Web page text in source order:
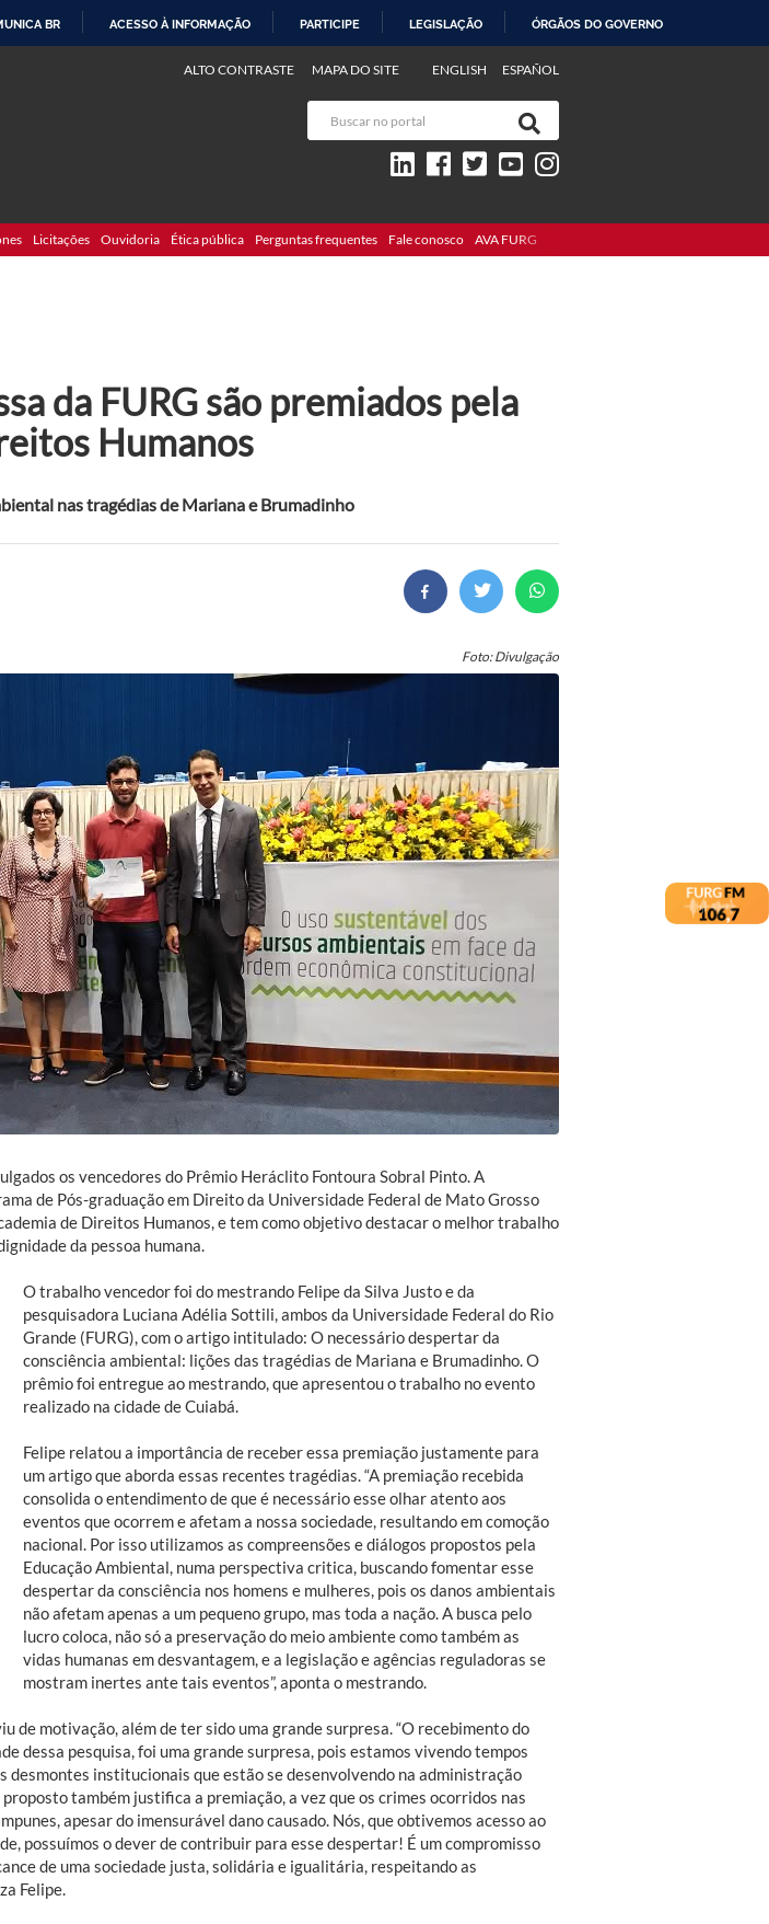
BR ACESSO À INFORMAÇÃO PARTICIPE LEGISLAÇÃO ÓRGÃOS DO GOVERNO
ENGLISH ESPAÑOL
ALTO CONTRASTE MAPA DO SITE
Licitações Ouvidoria Ética pública Perguntas frequentes Fale conosco AVA FURG
da FURG são premiados pela
Humanos
nas tragédias de Mariana e Brumadinho
Foto: Divulgação
os vencedores do Prêmio Heráclito Fontoura Sobral Pinto. A
de Pós-graduação em Direito da Universidade Federal de Mato Grosso
de Direitos Humanos, e tem como objetivo destacar o melhor trabalho
da pessoa humana.
O trabalho vencedor foi do mestrando Felipe da Silva Justo e da
pesquisadora Luciana Adélia Sottili, ambos da Universidade Federal do Rio
Grande (FURG), com o artigo intitulado: O necessário despertar da
consciência ambiental: lições das tragédias de Mariana e Brumadinho. O
prêmio foi entregue ao mestrando, que apresentou o trabalho no evento
realizado na cidade de Cuiabá.
Felipe relatou a importância de receber essa premiação justamente para
um artigo que aborda essas recentes tragédias. “A premiação recebida
consolida o entendimento de que é necessário esse olhar atento aos
eventos que ocorrem e afetam a nossa sociedade, resultando em comoção
nacional. Por isso utilizamos as compreensões e diálogos propostos pela
Educação Ambiental, numa perspectiva critica, buscando fomentar esse
despertar da consciência nos homens e mulheres, pois os danos ambientais
não afetam apenas a um pequeno grupo, mas toda a nação. A busca pelo
lucro coloca, não só a preservação do meio ambiente como também as
vidas humanas em desvantagem, e a legislação e agências reguladoras se
mostram inertes ante tais eventos”, aponta o mestrando.
de motivação, além de ter sido uma grande surpresa. “O recebimento do
dessa pesquisa, foi uma grande surpresa, pois estamos vivendo tempos
desmontes institucionais que estão se desenvolvendo na administração
também justifica a premiação, a vez que os crimes ocorridos nas
apesar do imensurável dano causado. Nós, que obtivemos acesso ao
possuímos o dever de contribuir para esse despertar! É um compromisso
de uma sociedade justa, solidária e igualitária, respeitando as
Felipe.